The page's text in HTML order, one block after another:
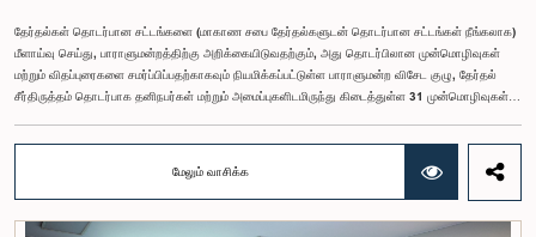
தேர்தல்கள் தொடர்பான சட்டங்களை (மாகாண சபை தேர்தல்களுடன் தொடர்பான சட்டங்கள் நீங்கலாக)
மீளாய்வு செய்து, பாராளுமன்றத்திற்கு அறிக்கையிடுவதற்கும், அது தொடர்பிலான முன்மொழிவுகள்
மற்றும் விதப்புரைகளை சமர்ப்பிப்பதற்காகவும் நியமிக்கப்பட்டுள்ள பாராளுமன்ற விசேட குழு, தேர்தல்
சீர்திருத்தம் தொடர்பாக தனிநபர்கள் மற்றும் அமைப்புகளிடமிருந்து கிடைத்துள்ள 31 முன்மொழிவுகள்
நியமித்துள்ளது.கௌரவ பொது நிர்வாக, மாகாண சபைகள் மற்றும் உள்ளூராட்சி அமைச்சர் பேராசிரியர்
ஏ.எச்.எம்.எச்.அபயரத்ன அவர்கள் தலைமையில் அண்மையில் பாராளுமன்றத்தில் நடைபெற்ற குறித்த
விசேட குழுக் கூட்டத்தின் போதே இத்தீர்மானம் எடுக்கப்பட்டது.2004, 2007 மற்றும் 2022 ஆம்
ஆண்டுகளில் வெளியிடப்பட்ட பாராளுமன்ற விசேட குழுக்களின் அறிக்கைகள் மற்றும் தனிநபர்கள்,
மேலும் வாசிக்க